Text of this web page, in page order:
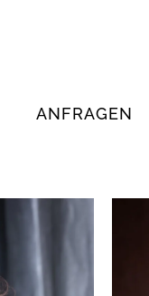
ANFRAGEN